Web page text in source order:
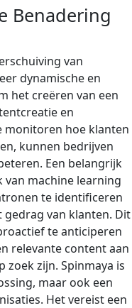
Benadering
van
dynamische en
het creëren van een
en
hoe klanten
kunnen bedrijven
Een belangrijk
van machine learning
te identificeren
van klanten. Dit
te anticiperen
relevante content aan
zoek zijn. Spinmaya is
maar ook een
Het vereist een